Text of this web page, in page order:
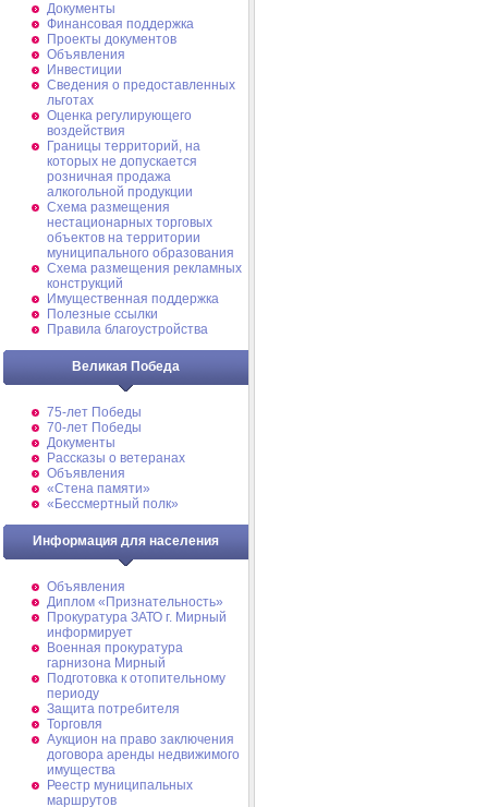
Документы
Финансовая поддержка
Проекты документов
Объявления
Инвестиции
Сведения о предоставленных
льготах
Оценка регулирующего
воздействия
Границы территорий, на
которых не допускается
розничная продажа
алкогольной продукции
Схема размещения
нестационарных торговых
объектов на территории
муниципального образования
Схема размещения рекламных
конструкций
Имущественная поддержка
Полезные ссылки
Правила благоустройства
Великая Победа
75-лет Победы
70-лет Победы
Документы
Рассказы о ветеранах
Объявления
«Стена памяти»
«Бессмертный полк»
Информация для населения
Объявления
Диплом «Признательность»
Прокуратура ЗАТО г. Мирный
информирует
Военная прокуратура
гарнизона Мирный
Подготовка к отопительному
периоду
Защита потребителя
Торговля
Аукцион на право заключения
договора аренды недвижимого
имущества
Реестр муниципальных
маршрутов